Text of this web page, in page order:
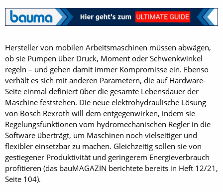
Hersteller von mobilen Arbeitsmaschinen müssen abwägen,
ob sie Pumpen über Druck, Moment oder Schwenkwinkel
regeln – und gehen damit immer Kompromisse ein. Ebenso
verhält es sich mit anderen Parametern, die auf Hardware-
Seite einmal definiert über die gesamte Lebensdauer der
Maschine feststehen. Die neue elektrohydraulische Lösung
von Bosch Rexroth will dem entgegenwirken, indem sie
Regelungsfunktionen vom hydromechanischen Regler in die
Software überträgt, um Maschinen noch vielseitiger und
flexibler einsetzbar zu machen. Gleichzeitig sollen sie von
gestiegener Produktivität und geringerem Energieverbrauch
profitieren (das bauMAGAZIN berichtete bereits in Heft 12/21,
Seite 104).